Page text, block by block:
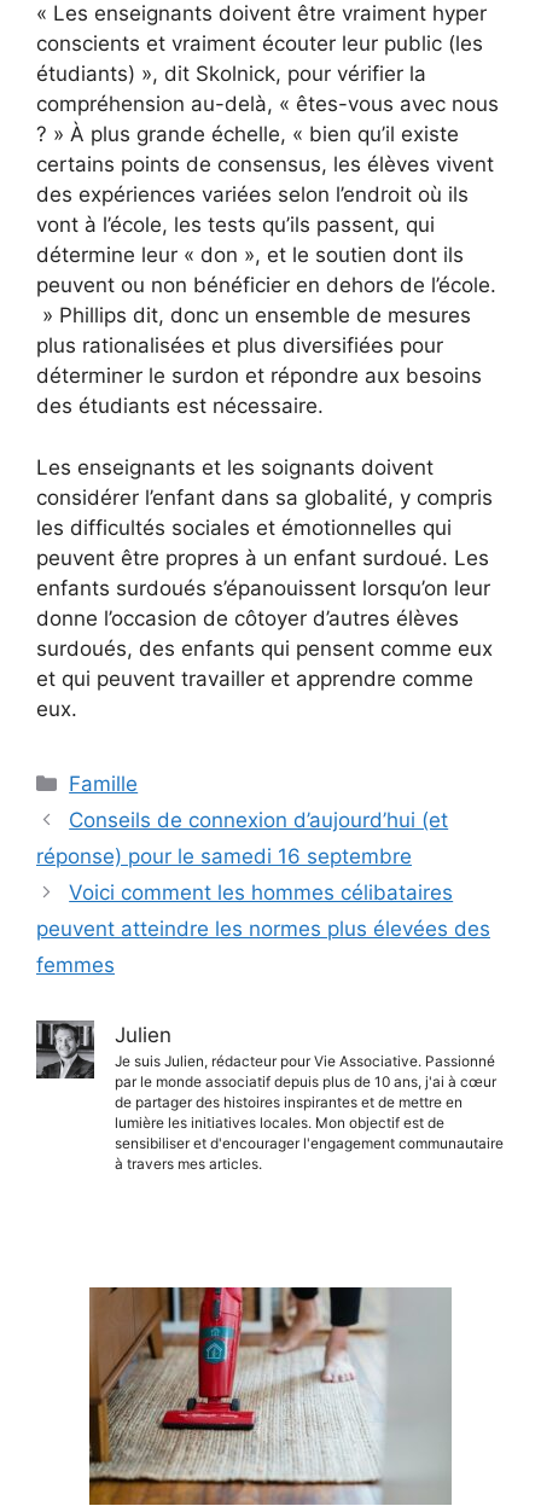
« Les enseignants doivent être vraiment hyper
conscients et vraiment écouter leur public (les
étudiants) », dit Skolnick, pour vérifier la
compréhension au-delà, « êtes-vous avec nous
? » À plus grande échelle, « bien qu’il existe
certains points de consensus, les élèves vivent
des expériences variées selon l’endroit où ils
vont à l’école, les tests qu’ils passent, qui
détermine leur « don », et le soutien dont ils
peuvent ou non bénéficier en dehors de l’école.
» Phillips dit, donc un ensemble de mesures
plus rationalisées et plus diversifiées pour
déterminer le surdon et répondre aux besoins
des étudiants est nécessaire.
Les enseignants et les soignants doivent
considérer l’enfant dans sa globalité, y compris
les difficultés sociales et émotionnelles qui
peuvent être propres à un enfant surdoué. Les
enfants surdoués s’épanouissent lorsqu’on leur
donne l’occasion de côtoyer d’autres élèves
surdoués, des enfants qui pensent comme eux
et qui peuvent travailler et apprendre comme
eux.
Catégories
Famille
Conseils de connexion d’aujourd’hui (et
réponse) pour le samedi 16 septembre
Voici comment les hommes célibataires
peuvent atteindre les normes plus élevées des
femmes
Julien
Je suis Julien, rédacteur pour Vie Associative. Passionné
par le monde associatif depuis plus de 10 ans, j'ai à cœur
de partager des histoires inspirantes et de mettre en
lumière les initiatives locales. Mon objectif est de
sensibiliser et d'encourager l'engagement communautaire
à travers mes articles.